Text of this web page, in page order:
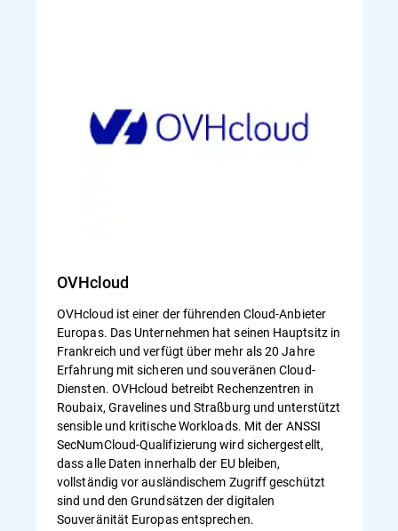
OVHcloud
OVHcloud ist einer der führenden Cloud-Anbieter
Europas. Das Unternehmen hat seinen Hauptsitz in
Frankreich und verfügt über mehr als 20 Jahre
Erfahrung mit sicheren und souveränen Cloud-
Diensten. OVHcloud betreibt Rechenzentren in
Roubaix, Gravelines und Straßburg und unterstützt
sensible und kritische Workloads. Mit der ANSSI
SecNumCloud-Qualifizierung wird sichergestellt,
dass alle Daten innerhalb der EU bleiben,
vollständig vor ausländischem Zugriff geschützt
sind und den Grundsätzen der digitalen
Souveränität Europas entsprechen.